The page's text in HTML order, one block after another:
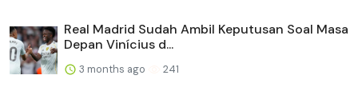
Real Madrid Sudah Ambil Keputusan Soal Masa
Depan Vinícius d...
3 months ago 241